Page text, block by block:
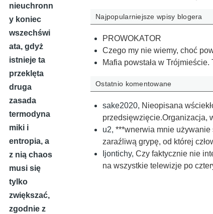
nieuchronn
y koniec
wszechświ
ata, gdyż
istnieje ta
przeklęta
druga
zasada
termodyna
miki i
entropia, a
z nią chaos
musi się
tylko
zwiększać,
zgodnie z
Najpopularniejsze wpisy blogera
PROWOKATOR
Czego my nie wiemy, choć
Mafia powstała w Trójmieście.
Ostatnio komentowane
sake2020, Nieopisana
przedsięwzięcie.Organizacja,
u2, ***wnerwia mnie używanie
zaraźliwą grypę, od której
Ijontichy, Czy faktycznie nie
na wszystkie telewizje po